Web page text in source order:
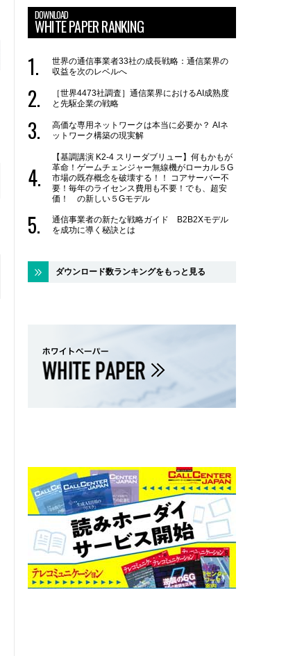
DOWNLOAD
WHITE PAPER RANKING
世界の通信事業者33社の成長戦略：通信業界の
収益を次のレベルへ
［世界4473社調査］通信業界におけるAI成熟度
と先駆企業の戦略
高価な専用ネットワークは本当に必要か？ AIネ
ットワーク構築の現実解
【基調講演 K2-4 スリーダブリュー】何もかもが
革命！ゲームチェンジャー無線機がローカル５G
市場の既存概念を破壊する！！ コアサーバー不
要！毎年のライセンス費用も不要！でも、超安
価！ の新しい５Gモデル
通信事業者の新たな戦略ガイド B2B2Xモデル
を成功に導く秘訣とは
ダウンロード数ランキングをもっと見る